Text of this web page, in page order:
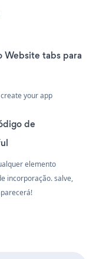
tabs para
your app
de
elemento
incorporação. salve,